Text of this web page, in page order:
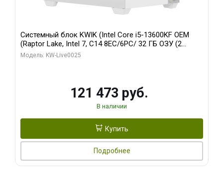
Системный блок KWIK (Intel Core i5-13600KF OEM
(Raptor Lake, Intel 7, C14 8EC/6PC/ 32 ГБ ОЗУ (2
модуля)/ Gigabyte RTX5060 WINDFORCE OC 8GB
Модель: KW-Live0025
121 473 руб.
В наличии
Купить
Подробнее